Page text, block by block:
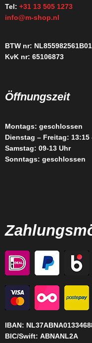
Tel: +31 13 505 1273
info@m-shop.nl
BTW nr: NL855982561B01
KvK nr: 65106873
Öffnungszeit
Montags: geschlossen
Dienstag – Freitag: 13:15
Samstag: 09-13 Uhr
Sonntags: geschlossen
IBAN:
BIC/Swift: ABNANL2A